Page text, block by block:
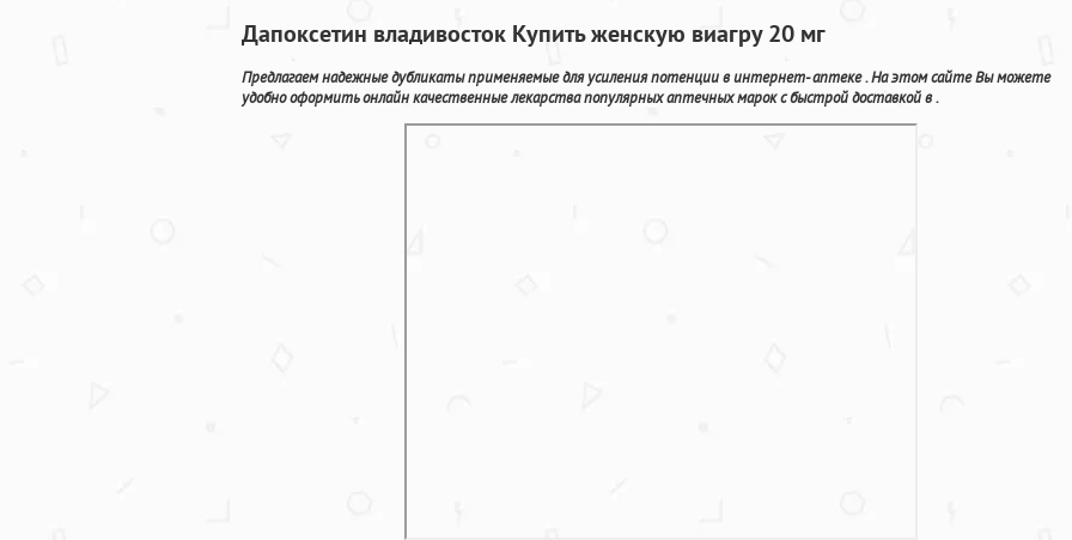
Дапоксетин владивосток Купить женскую виагру 20 мг
Предлагаем надежные дубликаты применяемые для усиления потенции в интернет- аптеке . На этом сайте Вы можете
удобно оформить онлайн качественные лекарства популярных аптечных марок с быстрой доставкой в .